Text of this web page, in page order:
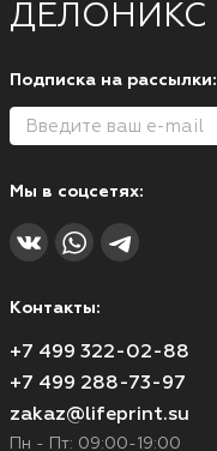
ДЕЛОНИКС
Подписка на рассылки:
Мы в соцсетях:
Контакты:
+7 499 322-02-88
+7 499 288-73-97
zakaz@lifeprint.su
Пн - Пт: 09:00-19:00